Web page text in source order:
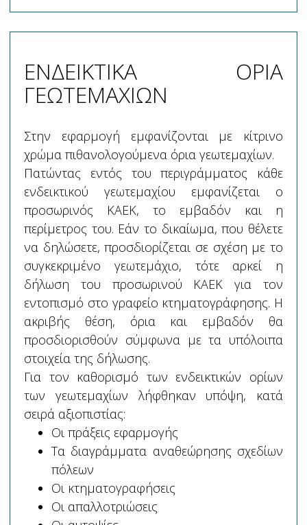
ΕΝΔΕΙΚΤΙΚΑ ΟΡΙΑ
ΓΕΩΤΕΜΑΧΙΩΝ
Στην εφαρμογή εμφανίζονται με κίτρινο
χρώμα πιθανολογούμενα όρια γεωτεμαχίων.
Πατώντας εντός του περιγράμματος κάθε
ενδεικτικού γεωτεμαχίου εμφανίζεται ο
προσωρινός ΚΑΕΚ, το εμβαδόν και η
περίμετρος του. Εάν το δικαίωμα, που θέλετε
να δηλώσετε, προσδιορίζεται σε σχέση με το
συγκεκριμένο γεωτεμάχιο, τότε αρκεί η
δήλωση του προσωρινού ΚΑΕΚ για τον
εντοπισμό στο γραφείο κτηματογράφησης. Η
ακριβής θέση, όρια και εμβαδόν θα
προσδιορισθούν σύμφωνα με τα υπόλοιπα
στοιχεία της δήλωσης.
Για τον καθορισμό των ενδεικτικών ορίων
των γεωτεμαχίων λήφθηκαν υπόψη, κατά
σειρά αξιοπιστίας:
Οι πράξεις εφαρμογής
Τα διαγράμματα αναθεώρησης σχεδίων
πόλεων
Οι κτηματογραφήσεις
Οι απαλλοτριώσεις